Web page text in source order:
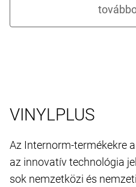
VINYLPLUS
Az Internorm-termékekre
az innovatív technológia
sok nemzetközi és